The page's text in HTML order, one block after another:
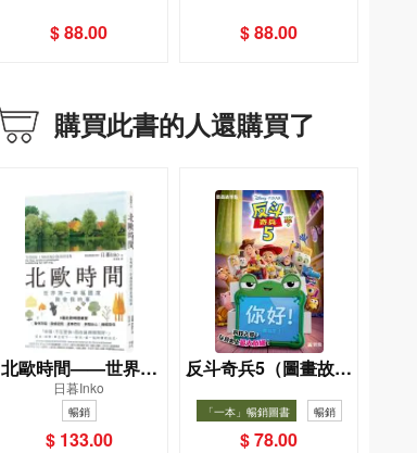
$ 88.00 $ 88.00
購買此書的人還購買了
北歐時間——世界第
一幸福國度教會我的
事
日暮Inko
暢銷
$ 133.00
反斗奇兵5（圖畫故事
版）
「一本」暢銷圖書 暢銷
$ 78.00